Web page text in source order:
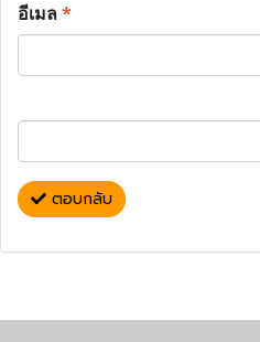
อีเมล*
ตอบกลับ